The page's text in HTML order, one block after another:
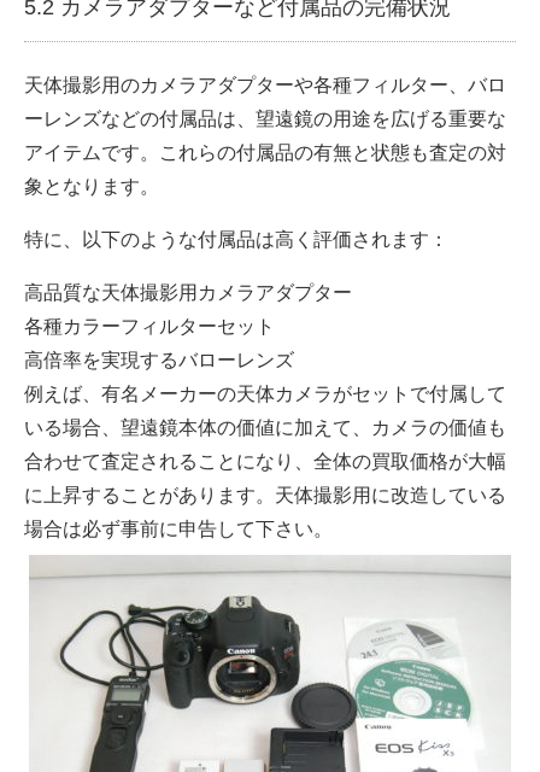
5.2 カメラアダプターなど付属品の完備状況
天体撮影用のカメラアダプターや各種フィルター、バロ
ーレンズなどの付属品は、望遠鏡の用途を広げる重要な
アイテムです。これらの付属品の有無と状態も査定の対
象となります。
特に、以下のような付属品は高く評価されます：
高品質な天体撮影用カメラアダプター
各種カラーフィルターセット
高倍率を実現するバローレンズ
例えば、有名メーカーの天体カメラがセットで付属して
いる場合、望遠鏡本体の価値に加えて、カメラの価値も
合わせて査定されることになり、全体の買取価格が大幅
に上昇することがあります。天体撮影用に改造している
場合は必ず事前に申告して下さい。